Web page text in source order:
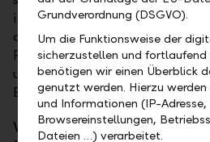
im Bereich digitale
aktuelle Strategie ACT-26 und
Programm ONE baut nun auf
und entwickelt es mit einem
Effizienz der Bankprozesse
Welche Ausbildung und
Grundverordnung (DSGVO).
Um die Funktionsweise der
sicherzustellen und fortlaufend
benötigen wir einen Überblick
genutzt werden. Hierzu
und Informationen (IP-Adresse,
Browsereinstellungen,
Dateien …) verarbeitet.